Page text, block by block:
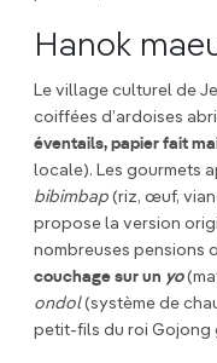
Hanok
Le village culturel de
coiffées d’ardoises
éventails, papier fait
locale). Les gourmets
bibimbap (riz, œuf,
propose la version
nombreuses pensions
couchage sur un yo
ondol(système de
petit-fils du roi Gojong